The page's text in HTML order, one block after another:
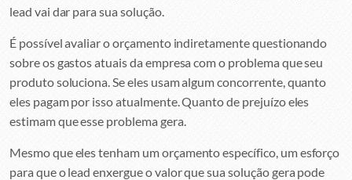
lead vai dar para sua solução.
É possível avaliar o orçamento indiretamente questionando
sobre os gastos atuais da empresa com o problema que seu
produto soluciona. Se eles usam algum concorrente, quanto
eles pagam por isso atualmente. Quanto de prejuízo eles
estimam que esse problema gera.
Mesmo que eles tenham um orçamento específico, um esforço
para que o lead enxergue o valor que sua solução gera pode